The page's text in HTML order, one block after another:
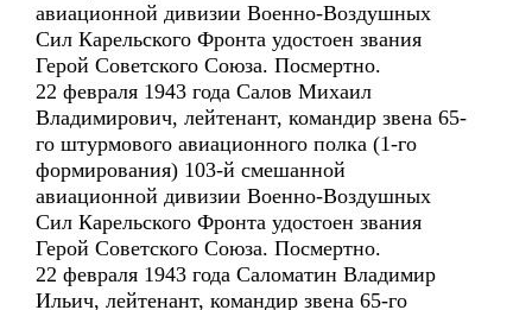
авиационной дивизии Военно-Воздушных
Сил Карельского Фронта удостоен звания
Герой Советского Союза. Посмертно.
22 февраля 1943 года Салов Михаил
Владимирович, лейтенант, командир звена 65-
го штурмового авиационного полка (1-го
формирования) 103-й смешанной
авиационной дивизии Военно-Воздушных
Сил Карельского Фронта удостоен звания
Герой Советского Союза. Посмертно.
22 февраля 1943 года Саломатин Владимир
Ильич, лейтенант, командир звена 65-го